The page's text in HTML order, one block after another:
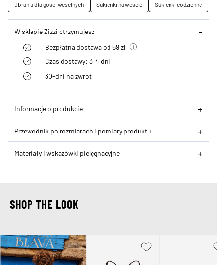
Ubrania dla gości weselnych
Sukienki na wesele Sukienki codzienne
W sklepie Zizzi otrzymujesz
Bezpłatna dostawa od 59 zł
Czas dostawy: 3–4 dni
30-dni na zwrot
Informacje o produkcie
Przewodnik po rozmiarach i pomiary produktu
Materiały i wskazówki pielęgnacyjne
SHOP THE LOOK